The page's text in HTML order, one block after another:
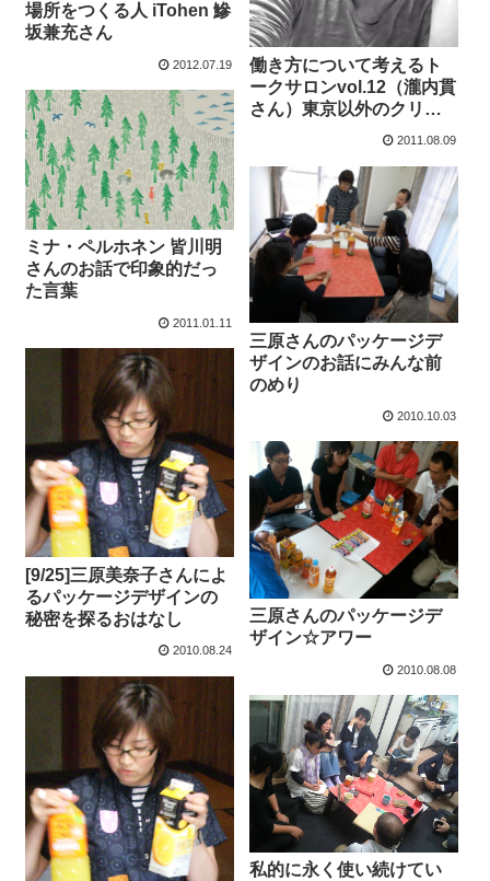
場所をつくる人 iTohen 鰺
坂兼充さん
2012.07.19
働き方について考えるト
ークサロンvol.12（瀧内貫
さん）東京以外のクリエ
イターが腐らないための
2011.08.09
ミナ・ペルホネン 皆川明
さんのお話で印象的だっ
た言葉
2011.01.11
三原さんのパッケージデ
ザインのお話にみんな前
のめり
2010.10.03
[9/25]三原美奈子さんによ
るパッケージデザインの
秘密を探るおはなし
2010.08.24
三原さんのパッケージデ
ザイン☆アワー
2010.08.08
私的に永く使い続けてい